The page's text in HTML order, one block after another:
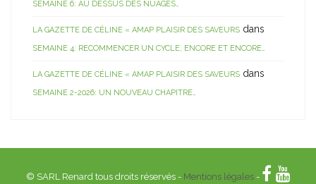
SEMAINE 6: AU DESSUS DES NUAGES…
LA GAZETTE DE CÉLINE « AMAP PLAISIR DES SAVEURS dans
SEMAINE 4: RECOMMENCER UN CYCLE, ENCORE ET ENCORE…
LA GAZETTE DE CÉLINE « AMAP PLAISIR DES SAVEURS dans
SEMAINE 2-2026: UN NOUVEAU CHAPITRE…
© SARL Renard tous droits réservés - Mentions légales-